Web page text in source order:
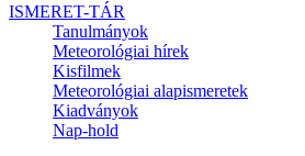
ISMERET-TÁR
Tanulmányok
Meteorológiai hírek
Kisfilmek
Meteorológiai alapismeretek
Kiadványok
Nap-hold